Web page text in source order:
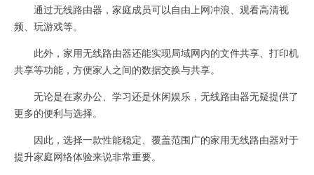
通过无线路由器，家庭成员可以自由上网冲浪、观看高清视
频、玩游戏等。
此外，家用无线路由器还能实现局域网内的文件共享、打印机
共享等功能，方便家人之间的数据交换与共享。
无论是在家办公、学习还是休闲娱乐，无线路由器无疑提供了
更多的便利与选择。
因此，选择一款性能稳定、覆盖范围广的家用无线路由器对于
提升家庭网络体验来说非常重要。